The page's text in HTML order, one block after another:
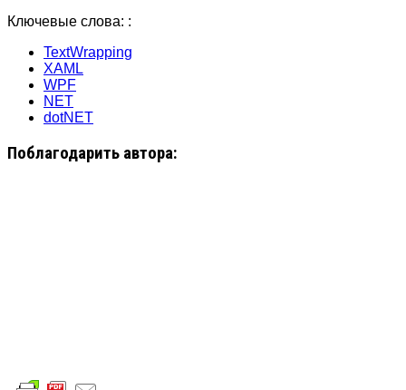
Ключевые слова: :
TextWrapping
XAML
WPF
NET
dotNET
Поблагодарить автора: